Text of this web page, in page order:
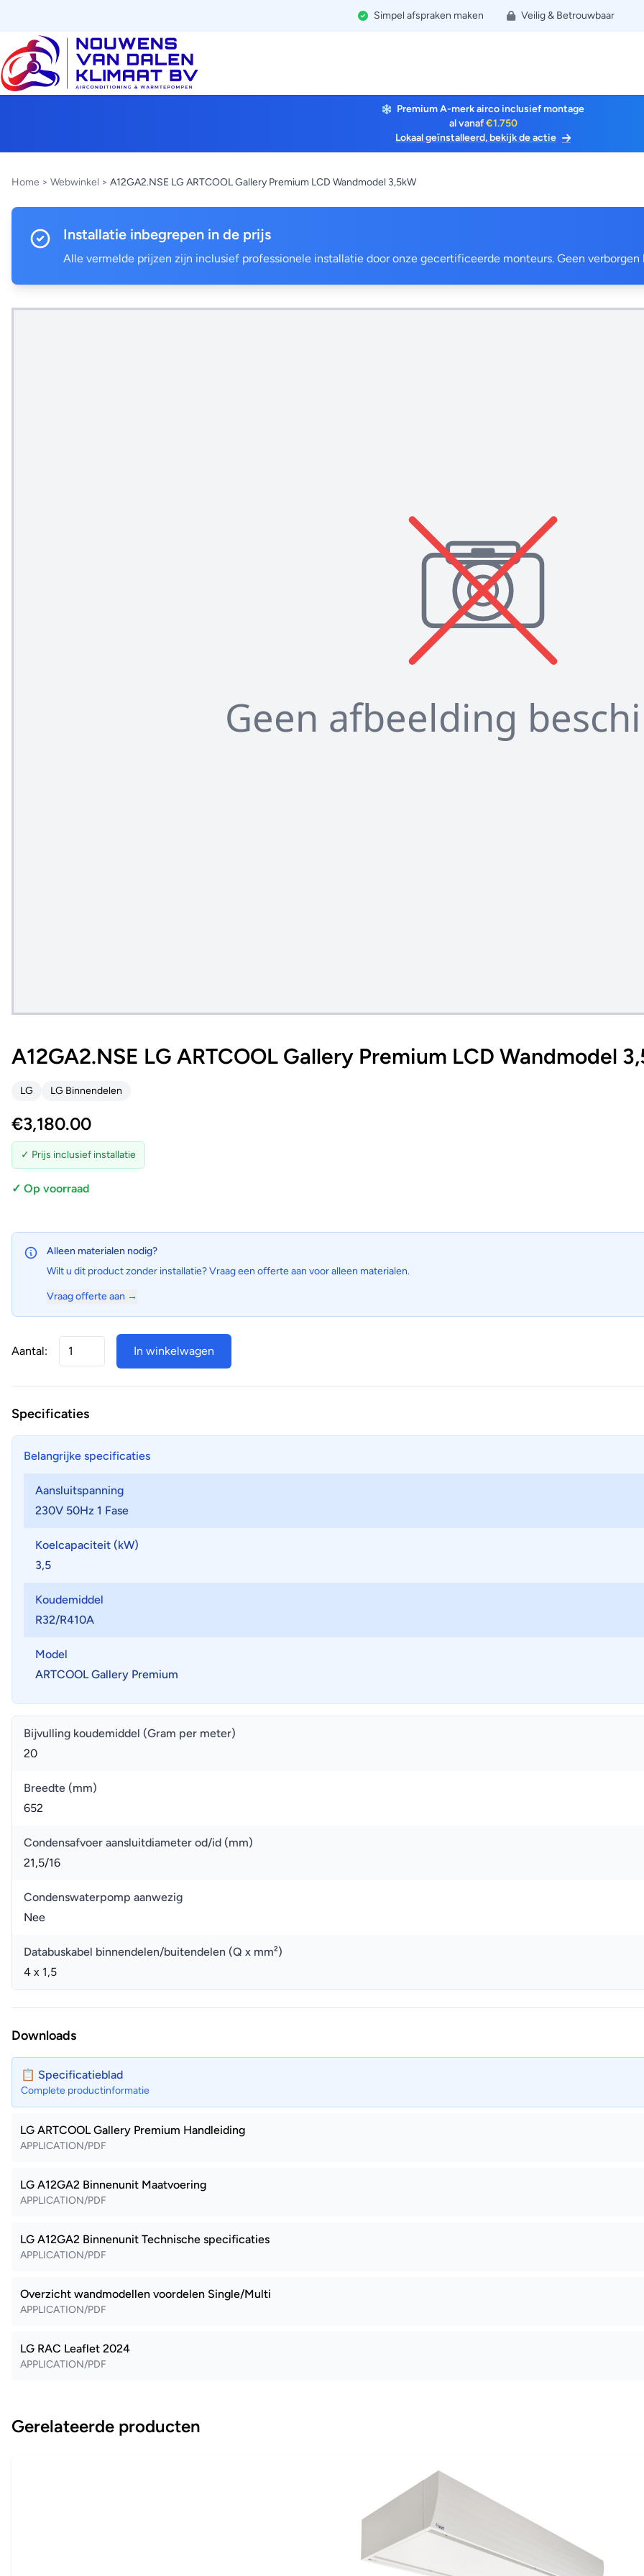
Simpel afspraken maken Veilig & Betrouwbaar
Premium A-merk airco inclusief montage
al vanaf€1.750
Lokaal geïnstalleerd, bekijk de actie
Home > Webwinkel > A12GA2.NSE LG ARTCOOL Gallery Premium LCD Wandmodel 3,5kW
Installatie inbegrepen in de prijs
Alle vermelde prijzen zijn inclusief professionele installatie door onze gecertificeerde monteurs. Geen verborgen
A12GA2.NSE LG ARTCOOL Gallery Premium LCD Wandmodel
LG LG Binnendelen
€3,180.00
✓ Prijs inclusief installatie
✓ Op voorraad
Alleen materialen nodig?
Wilt u dit product zonder installatie? Vraag een offerte aan voor alleen materialen.
Vraag offerte aan →
Aantal: In winkelwagen
Specificaties
Belangrijke specificaties
Aansluitspanning
230V 50Hz 1 Fase
Koelcapaciteit (kW)
3,5
Koudemiddel
R32/R410A
Model
ARTCOOL Gallery Premium
Bijvulling koudemiddel (Gram per meter)
20
Breedte (mm)
652
Condensafvoer aansluitdiameter od/id (mm)
21,5/16
Condenswaterpomp aanwezig
Nee
Databuskabel binnendelen/buitendelen (Q x mm²)
4 x 1,5
Downloads
📋 Specificatieblad
Complete productinformatie
LG ARTCOOL Gallery Premium Handleiding
APPLICATION/PDF
LG A12GA2 Binnenunit Maatvoering
APPLICATION/PDF
LG A12GA2 Binnenunit Technische specificaties
APPLICATION/PDF
Overzicht wandmodellen voordelen Single/Multi
APPLICATION/PDF
LG RAC Leaflet 2024
APPLICATION/PDF
Gerelateerde producten